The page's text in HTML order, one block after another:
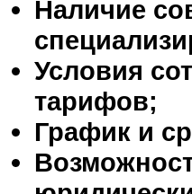
Наличие
Условия
тарифов;
График и